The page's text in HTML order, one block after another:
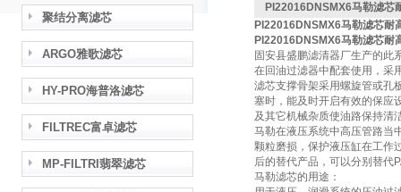
聚结分离滤芯
ARGO雅歌滤芯
HY-PRO海普洛滤芯
FILTREC富卓滤芯
MP-FILTRI翡翠滤芯
PI22016DNSMX6马勒滤芯
PI22016DNSMX6马勒滤芯耐
PI22016DNSMX6马勒滤芯耐
固安县盛鹏滤清器厂生产的此
在回油过滤器中配套使用，采
滤芯支撑骨架采用螺旋管或孔
塞时，能及时开启有效的保应
及其它机械杂质使油路保持清
马勒在液压系统中高压管路当
颗粒磨损，保护液压缸在工作
后的替代产品，可以分别替
马勒滤芯的用途：